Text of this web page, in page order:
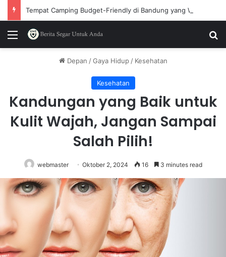
Menu
Depan / Gaya Hidup / Kesehatan
Kesehatan
Kandungan yang Baik untuk
Kulit Wajah, Jangan Sampai
Salah Pilih!
webmaster Oktober 2, 2024 16 3 minutes read